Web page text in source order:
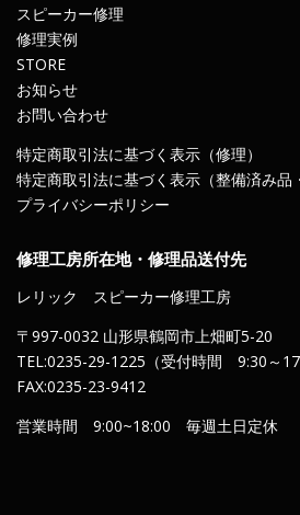
スピーカー修理
修理実例
STORE
お知らせ
お問い合わせ
特定商取引法に基づく表示（修理）
特定商取引法に基づく表示（整備済み品
プライバシーポリシー
修理工房所在地・修理品送付先
レリック スピーカー修理工房
〒997-0032 山形県鶴岡市上畑町5-20
TEL:0235-29-1225（受付時間 9:30～
FAX:0235-23-9412
営業時間 9:00~18:00 毎週土日定休